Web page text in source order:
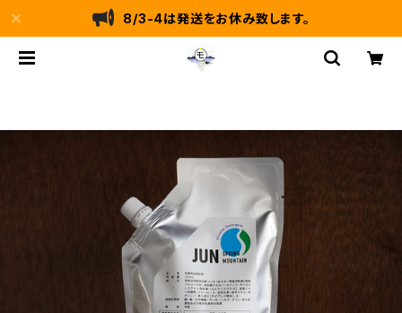
8/3-4は発送をお休み致します。